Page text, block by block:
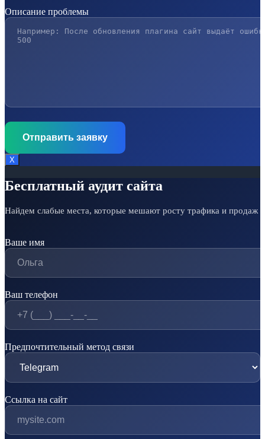
Описание проблемы
Х
Бесплатный аудит сайта
Найдем слабые места, которые мешают росту трафика и продаж
Ваше имя
Ваш телефон
Предпочтительный метод связи
Ссылка на сайт